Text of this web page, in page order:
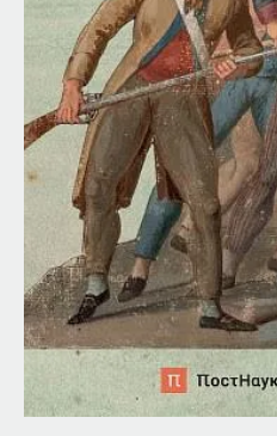
НИУ ВШЭ.
3/30/2022
НАПИСАТЬ НАМ
НАД МАТЕРИАЛОМ
ПостНаука
команда ПостНауки